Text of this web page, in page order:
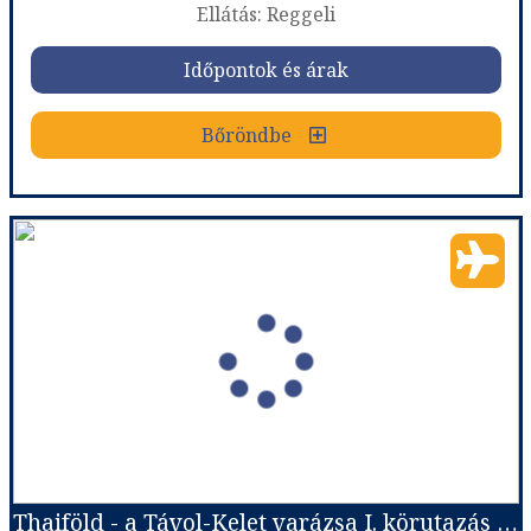
Időpontok és árak
Bőröndbe
Ellátás: Reggeli
Időpontok és árak
Bőröndbe
DÉL-THAIFÖLDI KÖRUTAZÁS PIHENÉSSEL KRABIN ****
Thaiföld
Körutazás Thaiföldön
Utazás módja: Repülővel
Ellátás: Reggeli
Szálláskategória:Hotel ****
Szobatípus: Kétágyas szoba
Thaiföld - a Távol-Kelet varázsa I. körutazás és üdülés